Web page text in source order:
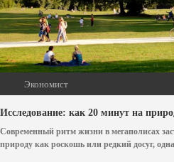
Экономист
Исследование: как 20 минут на
Современный ритм жизни в мегаполисах
природу как роскошь или редкий досуг,